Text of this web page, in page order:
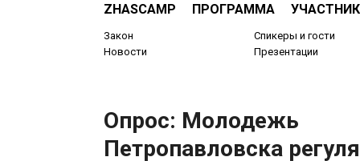
ZHASCAMP ПРОГРАММА
Закон
Новости
Спикеры и гости
Презентации
Опрос: Молодежь
Петропавловска